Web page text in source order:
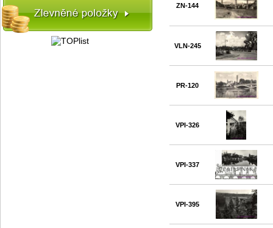
ZN-144
VLN-245
PR-120
VPI-326
VPI-337
VPI-395